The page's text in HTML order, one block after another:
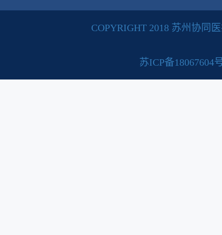
COPYRIGHT 2018 苏州协同
苏ICP备18067604